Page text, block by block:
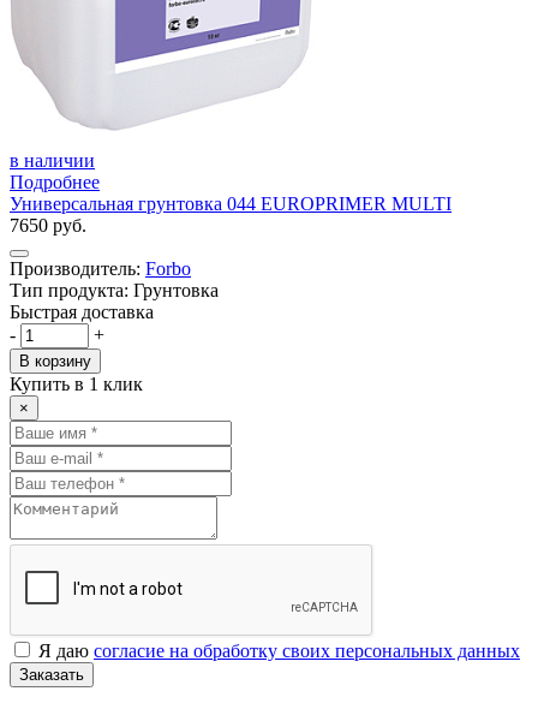
в наличии
Подробнее
Универсальная грунтовка 044 EUROPRIMER MULTI
7650 руб.
Производитель: Forbo
Тип продукта: Грунтовка
Быстрая доставка
-
+
В корзину
Купить в 1 клик
×
Я даю согласие на обработку своих персональных данных
Заказать